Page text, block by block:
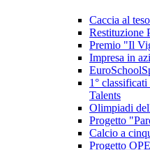
Caccia al
Restituzione
Premio "Il
Impresa in
1°
Talents
Olimpiadi
Progetto
Calcio a
Progetto